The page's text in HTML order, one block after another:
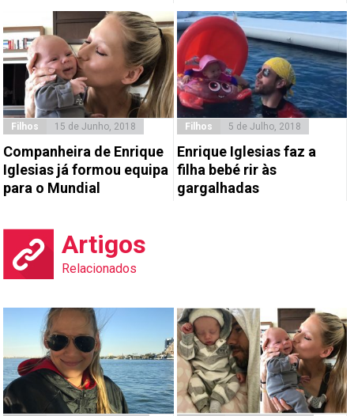
Filhos 15 de Junho, 2018
Companheira de Enrique
Iglesias já formou equipa
para o Mundial
Filhos 5 de Julho, 2018
Enrique Iglesias faz a
filha bebé rir às
gargalhadas
Artigos
Relacionados